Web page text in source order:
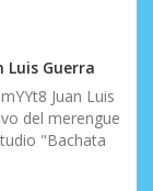
Luis Guerra
Juan Luis
del merengue
"Bachata